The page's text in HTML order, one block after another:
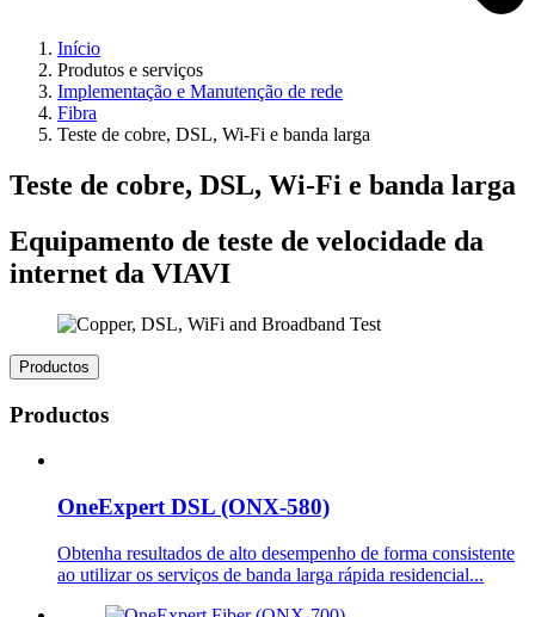
Início
Produtos e serviços
Implementação e Manutenção de rede
Fibra
Teste de cobre, DSL, Wi-Fi e banda larga
Teste de cobre, DSL, Wi-Fi e banda larga
Equipamento de teste de velocidade da
internet da VIAVI
Productos
Productos
OneExpert DSL (ONX-580)
Obtenha resultados de alto desempenho de forma consistente
ao utilizar os serviços de banda larga rápida residencial...